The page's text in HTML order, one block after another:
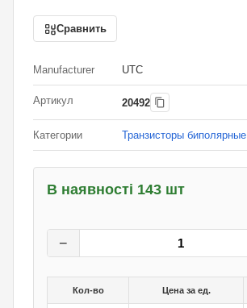
Сравнить
Manufacturer UTC
Артикул 20492
Категории Транзисторы биполярные
В наявності 143 шт
−
Кол-во Цена за ед.